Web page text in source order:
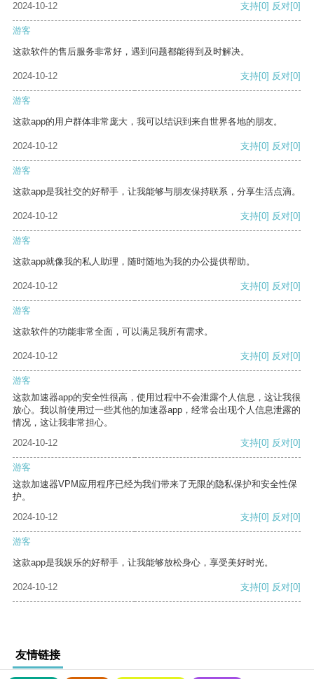
2024-10-12
支持[0] 反对[0]
游客
这款软件的售后服务非常好，遇到问题都能得到及时解决。
2024-10-12 支持[0] 反对[0]
游客
这款app的用户群体非常庞大，我可以结识到来自世界各地的朋友。
2024-10-12 支持[0] 反对[0]
游客
这款app是我社交的好帮手，让我能够与朋友保持联系，分享生活点滴。
2024-10-12 支持[0] 反对[0]
游客
这款app就像我的私人助理，随时随地为我的办公提供帮助。
2024-10-12 支持[0] 反对[0]
游客
这款软件的功能非常全面，可以满足我所有需求。
2024-10-12 支持[0] 反对[0]
游客
这款加速器app的安全性很高，使用过程中不会泄露个人信息，这让我很
放心。我以前使用过一些其他的加速器app，经常会出现个人信息泄露的
情况，这让我非常担心。
2024-10-12
支持[0] 反对[0]
游客
这款加速器VPM应用程序已经为我们带来了无限的隐私保护和安全性保
护。
2024-10-12
支持[0] 反对[0]
游客
这款app是我娱乐的好帮手，让我能够放松身心，享受美好时光。
2024-10-12 支持[0] 反对[0]
友情链接